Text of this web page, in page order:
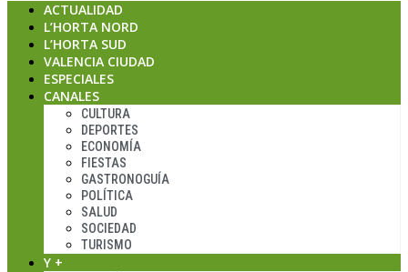
ACTUALIDAD
L’HORTA NORD
L’HORTA SUD
VALENCIA CIUDAD
ESPECIALES
CANALES
CULTURA
DEPORTES
ECONOMÍA
FIESTAS
GASTRONOGUÍA
POLÍTICA
SALUD
SOCIEDAD
TURISMO
Y +